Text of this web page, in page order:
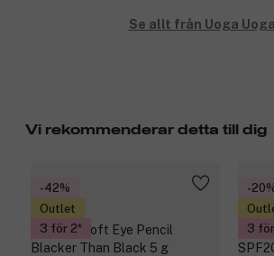
Se allt från Uoga Uoga
Vi rekommenderar detta till dig
-42%
Outlet
3 för 2
-
3